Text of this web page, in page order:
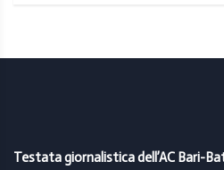
Testata giornalistica dell’AC Bari-